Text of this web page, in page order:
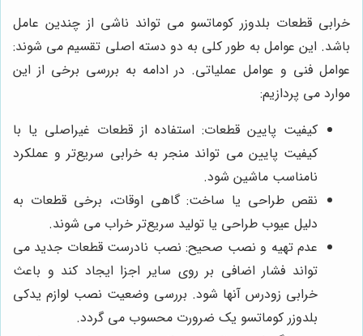
خرابی قطعات بلدوزر کوماتسو می تواند ناشی از چندین عامل
باشد. این عوامل به طور کلی به دو دسته اصلی تقسیم می شوند:
عوامل فنی و عوامل عملیاتی. در ادامه به بررسی برخی از این
موارد می ‌پردازیم:
کیفیت پایین قطعات: استفاده از قطعات غیراصلی یا با
کیفیت پایین می تواند منجر به خرابی سریع‌تر و عملکرد
نامناسب ماشین شود.
نقص طراحی یا ساخت:گاهی اوقات، برخی قطعات به
دلیل عیوب طراحی یا تولید سریع‌تر خراب می شوند.
عدم تهیه و نصب صحیح: نصب نادرست قطعات جدید می
تواند فشار اضافی بر روی سایر اجزا ایجاد کند و باعث
خرابی زودرس آنها شود. بررسی وضعیت نصب لوازم یدکی
بلدوزر کوماتسو یک ضرورت محسوب می گردد.